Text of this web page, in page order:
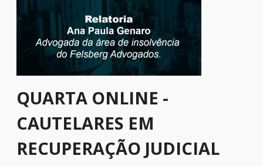
QUARTA ONLINE -
CAUTELARES EM
RECUPERAÇÃO JUDICIAL